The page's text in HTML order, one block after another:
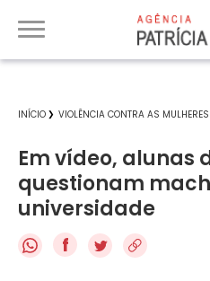
INÍCIO VIOLÊNCIA CONTRA AS MULHERES
Em vídeo, alunas
questionam
universidade
f